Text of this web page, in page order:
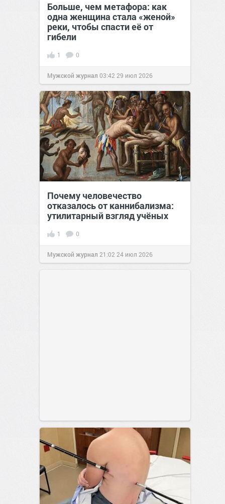
Больше, чем метафора: как
одна женщина стала «женой»
реки, чтобы спасти её от
гибели
1 0
Мужской журнал 03:42 29 июл 2026
Почему человечество
отказалось от каннибализма:
утилитарный взгляд учёных
1 0
Мужской журнал 21:02 24 июл 2026